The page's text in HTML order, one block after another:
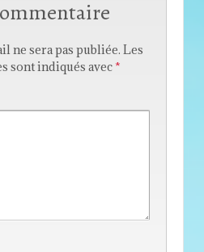
ne sera pas publiée. Les
sont indiqués avec *